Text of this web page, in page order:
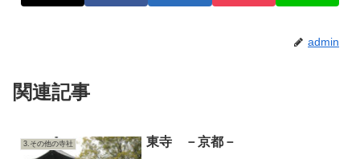
admin
関連記事
3.その他の寺社 東寺 －京都－